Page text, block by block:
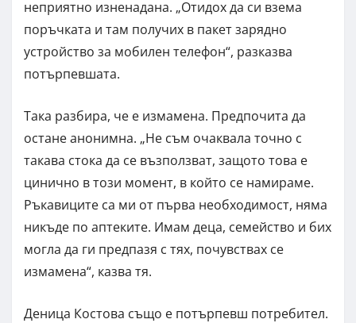
неприятно изненадана. „Отидох да си взема
поръчката и там получих в пакет зарядно
устройство за мобилен телефон“, разказва
потърпевшата.
Така разбира, че е измамена. Предпочита да
остане анонимна. „Не съм очаквала точно с
такава стока да се възползват, защото това е
цинично в този момент, в който се намираме.
Ръкавиците са ми от първа необходимост, няма
никъде по аптеките. Имам деца, семейство и бих
могла да ги предпазя с тях, почувствах се
измамена“, казва тя.
Деница Костова също е потърпевш потребител.